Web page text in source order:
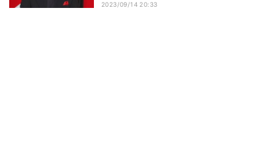
2023/09/14 20:33